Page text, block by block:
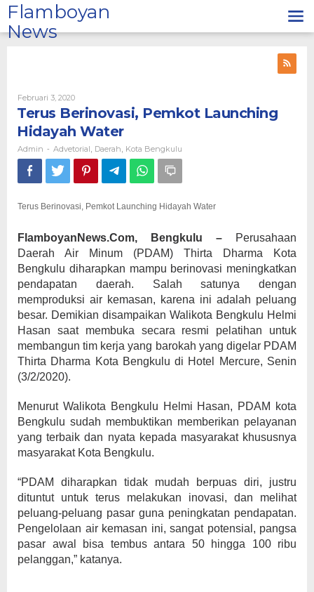
Lewati
ke
konten
Flamboyan
News
Februari 3, 2020Oleh
Admin
Terus Berinovasi, Pemkot Launching
Hidayah Water
Admin - Advetorial Daerah Kota Bengkulu
Terus Berinovasi, Pemkot Launching Hidayah Water
FlamboyanNews.Com, Bengkulu – Perusahaan
Daerah Air Minum (PDAM) Thirta Dharma Kota
Bengkulu diharapkan mampu berinovasi meningkatkan
pendapatan daerah. Salah satunya dengan
memproduksi air kemasan, karena ini adalah peluang
besar. Demikian disampaikan Walikota Bengkulu Helmi
Hasan saat membuka secara resmi pelatihan untuk
membangun tim kerja yang barokah yang digelar PDAM
Thirta Dharma Kota Bengkulu di Hotel Mercure, Senin
(3/2/2020).
Menurut Walikota Bengkulu Helmi Hasan, PDAM kota
Bengkulu sudah membuktikan memberikan pelayanan
yang terbaik dan nyata kepada masyarakat khususnya
masyarakat Kota Bengkulu.
“PDAM diharapkan tidak mudah berpuas diri, justru
dituntut untuk terus melakukan inovasi, dan melihat
peluang-peluang pasar guna peningkatan pendapatan.
Pengelolaan air kemasan ini, sangat potensial, pangsa
pasar awal bisa tembus antara 50 hingga 100 ribu
pelanggan,” katanya.